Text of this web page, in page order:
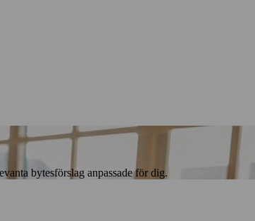
bytesförslag anpassade för dig.